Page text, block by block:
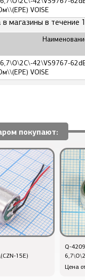
VOISE
магазины в течение
42\VS9767-
VOISE
покупают:
15E)
Q-
Цена